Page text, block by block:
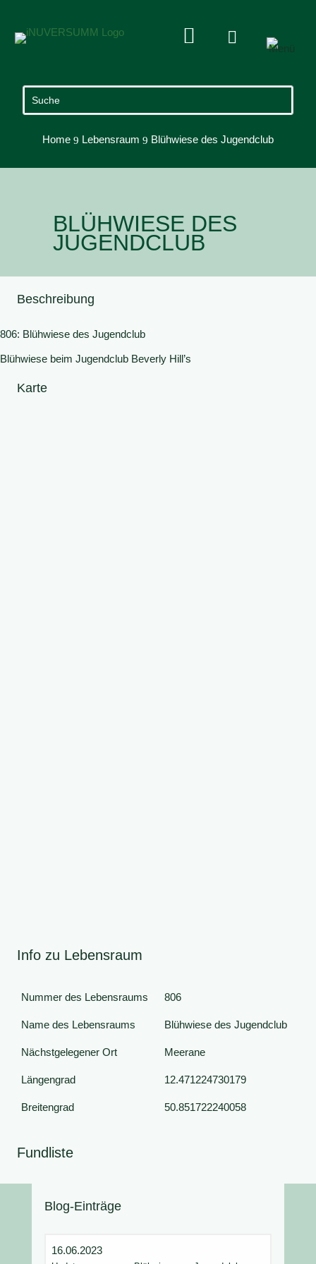
 
Home 9 Lebensraum 9 Blühwiese des Jugendclub
BLÜHWIESE DES
JUGENDCLUB
Beschreibung
806: Blühwiese des Jugendclub
Blühwiese beim Jugendclub Beverly Hill’s
Karte
Info zu Lebensraum
Nummer des Lebensraums 806
Name des Lebensraums Blühwiese des Jugendclub
Nächstgelegener Ort Meerane
Längengrad 12.471224730179
Breitengrad 50.851722240058
Fundliste
Blog-Einträge
16.06.2023